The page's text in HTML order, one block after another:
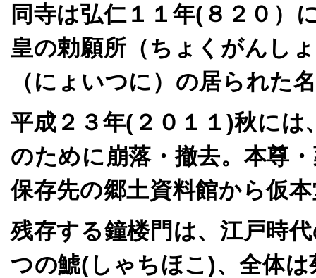
同寺は弘仁１１年(８２０）
皇の勅願所（ちょくがんし
（にょいつに）の居られた
平成２３年(２０１１)秋に
のために崩落・撤去。本尊
保存先の郷土資料館から仮
残存する鐘楼門は、江戸時
つの鯱(しゃちほこ)、全体